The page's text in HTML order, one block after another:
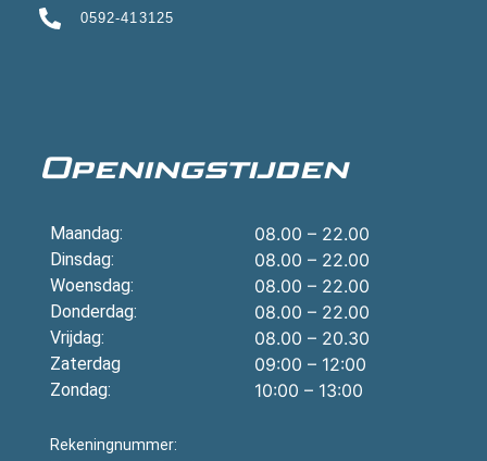
0592-413125
Openingstijden
Maandag:
Dinsdag:
Woensdag:
Donderdag:
Vrijdag:
Zaterdag
Zondag:
08.00 – 22.00
08.00 – 22.00
08.00 – 22.00
08.00 – 22.00
08.00 – 20.30
09:00 – 12:00
10:00 – 13:00
Rekeningnummer: